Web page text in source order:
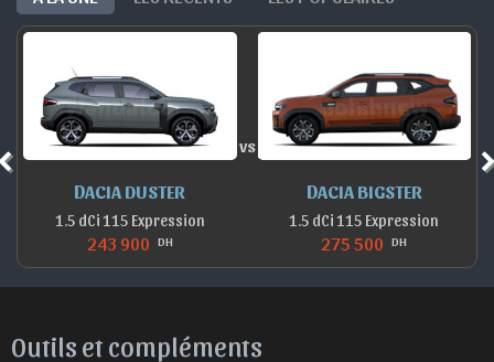
DACIA DUSTER
1.5 dCi 115 Expression
243 900 DH
vs
DACIA BIGSTER
1.5 dCi 115 Expression
275 500 DH
Outils et compléments